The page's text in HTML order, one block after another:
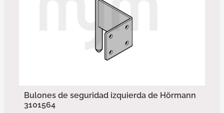
Bulones de seguridad izquierda de Hörmann
3101564